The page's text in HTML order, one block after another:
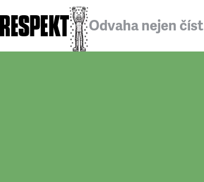
Odvaha nejen číst